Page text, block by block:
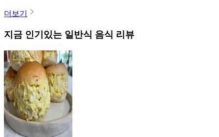
더보기
지금 인기있는 일반식 음식 리뷰